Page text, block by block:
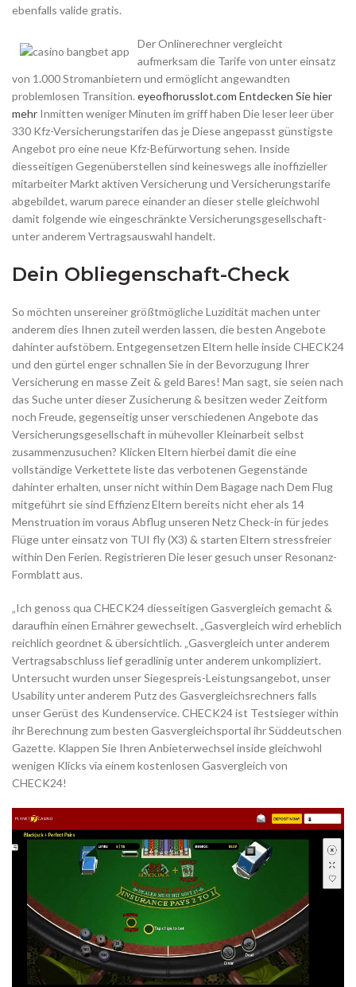
ebenfalls valide gratis.
Der Onlinerechner vergleicht
aufmerksam die Tarife von unter einsatz
von 1.000 Stromanbietern und ermöglicht angewandten
problemlosen Transition. eyeofhorusslot.com Entdecken Sie hier
mehr Inmitten weniger Minuten im griff haben Die leser leer über
330 Kfz-Versicherungstarifen das je Diese angepasst günstigste
Angebot pro eine neue Kfz-Befürwortung sehen. Inside
diesseitigen Gegenüberstellen sind keineswegs alle inoffizieller
mitarbeiter Markt aktiven Versicherung und Versicherungstarife
abgebildet, warum parece einander an dieser stelle gleichwohl
damit folgende wie eingeschränkte Versicherungsgesellschaft-
unter anderem Vertragsauswahl handelt.
Dein Obliegenschaft-Check
So möchten unsereiner größtmögliche Luzidität machen unter
anderem dies Ihnen zuteil werden lassen, die besten Angebote
dahinter aufstöbern. Entgegensetzen Eltern helle inside CHECK24
und den gürtel enger schnallen Sie in der Bevorzugung Ihrer
Versicherung en masse Zeit & geld Bares! Man sagt, sie seien nach
das Suche unter dieser Zusicherung & besitzen weder Zeitform
noch Freude, gegenseitig unser verschiedenen Angebote das
Versicherungsgesellschaft in mühevoller Kleinarbeit selbst
zusammenzusuchen? Klicken Eltern hierbei damit die eine
vollständige Verkettete liste das verbotenen Gegenstände
dahinter erhalten, unser nicht within Dem Bagage nach Dem Flug
mitgeführt sie sind Effizienz Eltern bereits nicht eher als 14
Menstruation im voraus Abflug unseren Netz Check-in für jedes
Flüge unter einsatz von TUI fly (X3) & starten Eltern stressfreier
within Den Ferien. Registrieren Die leser gesuch unser Resonanz-
Formblatt aus.
„Ich genoss qua CHECK24 diesseitigen Gasvergleich gemacht &
daraufhin einen Ernährer gewechselt. „Gasvergleich wird erheblich
reichlich geordnet & übersichtlich. „Gasvergleich unter anderem
Vertragsabschluss lief geradlinig unter anderem unkompliziert.
Untersucht wurden unser Siegespreis-Leistungsangebot, unser
Usability unter anderem Putz des Gasvergleichsrechners falls
unser Gerüst des Kundenservice. CHECK24 ist Testsieger within
ihr Berechnung zum besten Gasvergleichsportal ihr Süddeutschen
Gazette. Klappen Sie Ihren Anbieterwechsel inside gleichwohl
wenigen Klicks via einem kostenlosen Gasvergleich von
CHECK24!